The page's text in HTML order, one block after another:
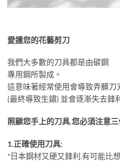
愛護您的花藝剪刀
我們大多數的刀具都是由碳鋼
專用鋼所製成。
這意味著經常使用會導致弄髒刀
(最終導致生鏽) 並會逐漸失去鋒
照顧您手上的刀具.您必須注意三
1.正確使用刀具:
*日本鋼材又硬又鋒利.有可能比